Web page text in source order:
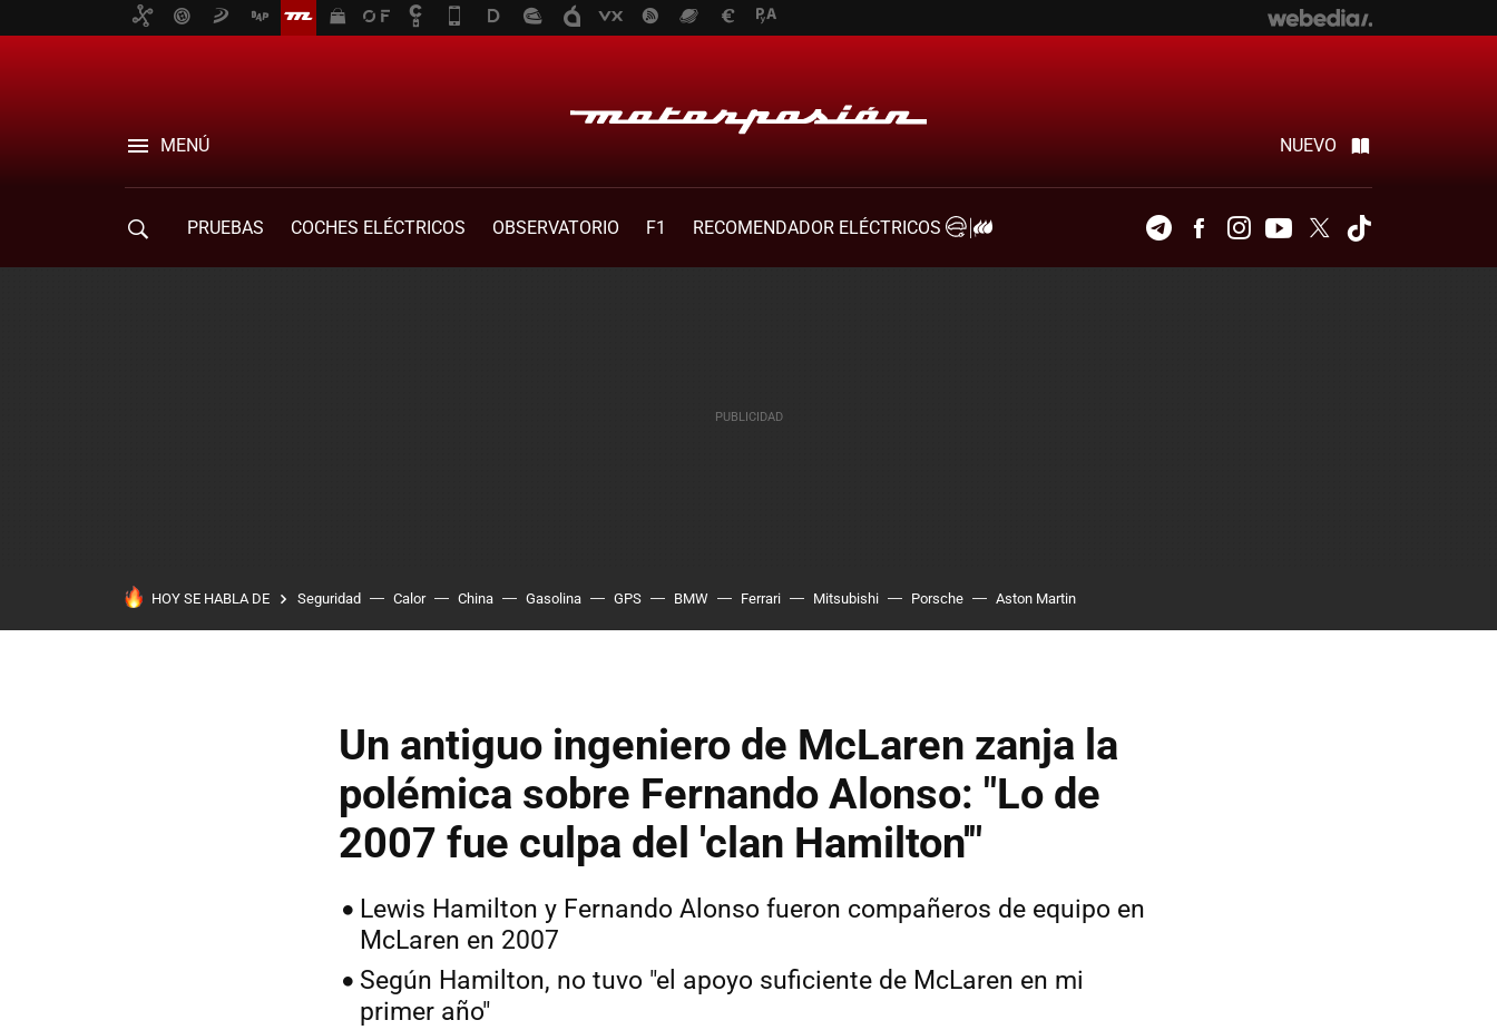
MENÚ NUEVO
PRUEBAS COCHES ELÉCTRICOS OBSERVATORIO F1
RECOMENDADOR ELÉCTRICOS
TelegramFacebookInstagramYoutubeTwitter
HOY SE HABLA DE Seguridad Calor China Gasolina GPS BMW Ferrari Mitsubishi Porsche Aston Martin
Un antiguo ingeniero de McLaren zanja la
polémica sobre Fernando Alonso: "Lo de
2007 fue culpa del 'clan Hamilton'"
Lewis Hamilton y Fernando Alonso fueron compañeros de equipo en
McLaren en 2007
Según Hamilton, no tuvo "el apoyo suficiente de McLaren en mi
primer año"